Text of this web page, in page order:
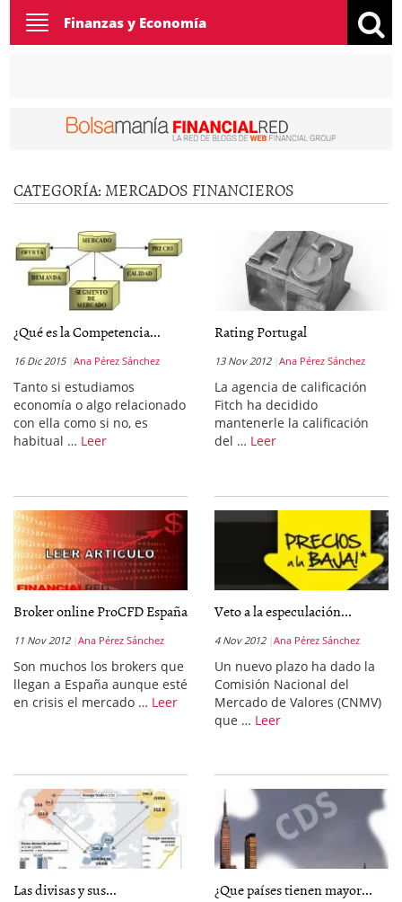
Toggle
navigation
Finanzas y Economía
CATEGORÍA: MERCADOS FINANCIEROS
¿Qué es la Competencia...
16 Dic 2015 Ana Pérez Sánchez
Tanto si estudiamos
economía o algo relacionado
con ella como si no, es
habitual … Leer
Rating Portugal
13 Nov 2012 Ana Pérez Sánchez
La agencia de calificación
Fitch ha decidido
mantenerle la calificación
del … Leer
Broker online ProCFD España
11 Nov 2012 Ana Pérez Sánchez
Son muchos los brokers que
llegan a España aunque esté
en crisis el mercado … Leer
Veto a la especulación...
4 Nov 2012 Ana Pérez Sánchez
Un nuevo plazo ha dado la
Comisión Nacional del
Mercado de Valores (CNMV)
que … Leer
Las divisas y sus... ¿Que países tienen mayor...